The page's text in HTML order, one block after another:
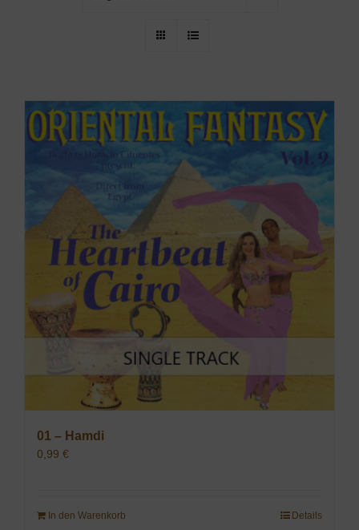
01 – Hamdi
0,99 €
In den Warenkorb Details